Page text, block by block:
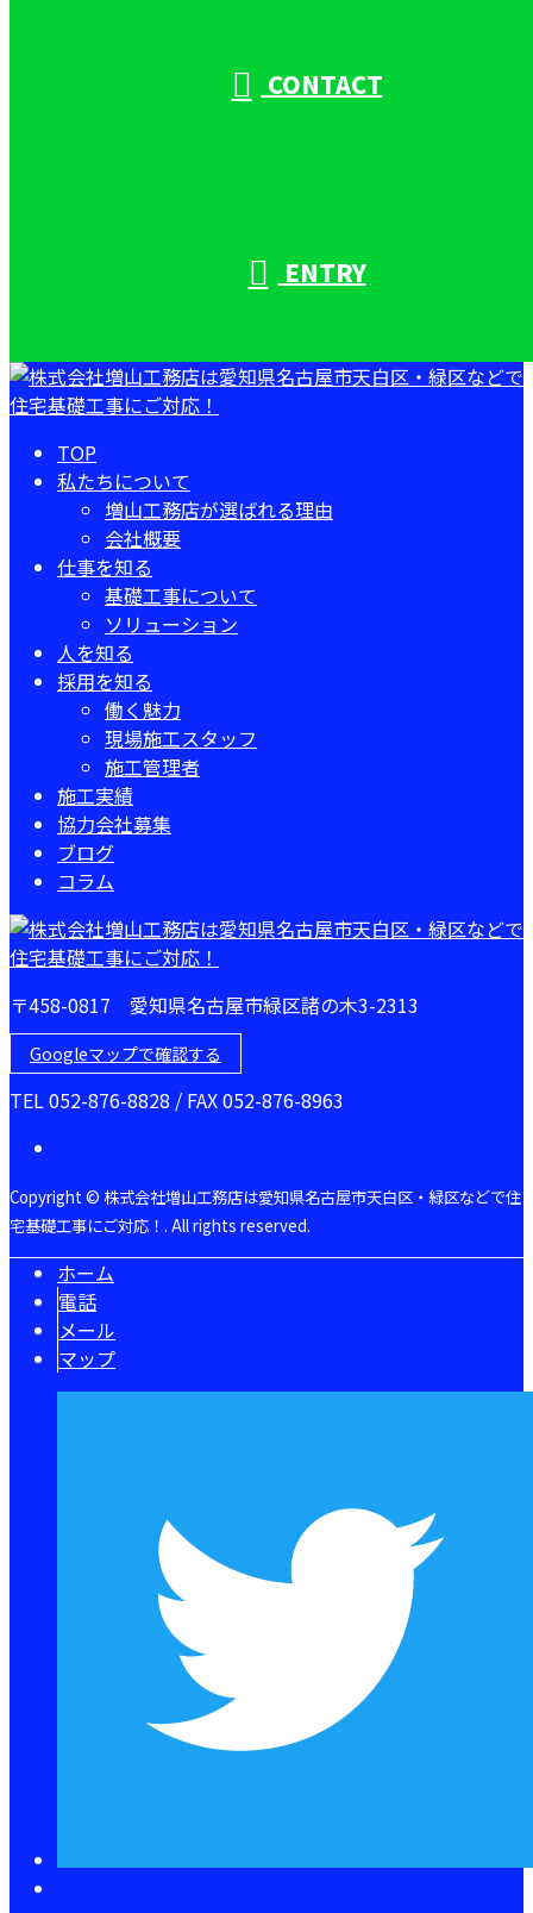
CONTACT
ENTRY
TOP
私たちについて
増山工務店が選ばれる理由
会社概要
仕事を知る
基礎工事について
ソリューション
人を知る
採用を知る
働く魅力
現場施工スタッフ
施工管理者
施工実績
協力会社募集
ブログ
コラム
〒458-0817 愛知県名古屋市緑区諸の木3-2313
Googleマップで確認する
TEL 052-876-8828 / FAX 052-876-8963
Copyright © 株式会社増山工務店は愛知県名古屋市天白区・緑区などで住
宅基礎工事にご対応！. All rights reserved.
ホーム
電話
メール
マップ